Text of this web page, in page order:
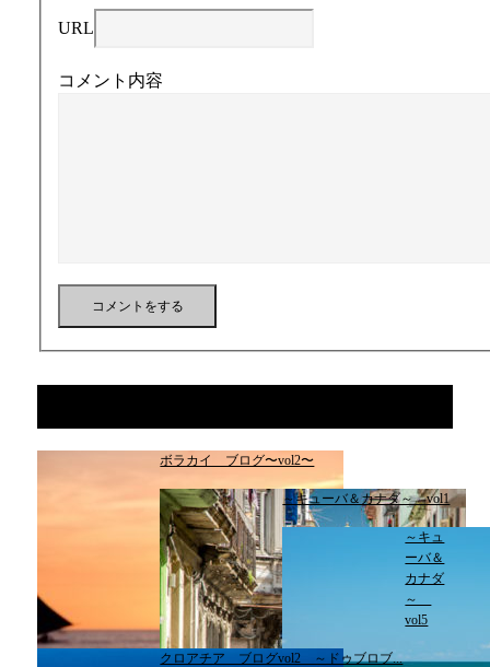
URL
コメント内容
ボラカイ ブログ〜vol2〜
～キューバ＆カナダ～ vol1
～キュ
ーバ＆
カナダ
～
vol5
クロアチア ブログvol2 ～ドゥブロブ...